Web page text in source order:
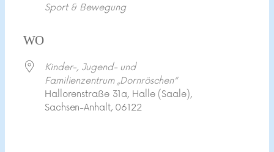
Sport & Bewegung
WO
Kinder-, Jugend- und
Familienzentrum „Dornröschen“
Hallorenstraße 31a, Halle (Saale),
Sachsen-Anhalt, 06122